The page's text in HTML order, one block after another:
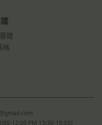
礎
格
12:00 PM 13:30-18:00)